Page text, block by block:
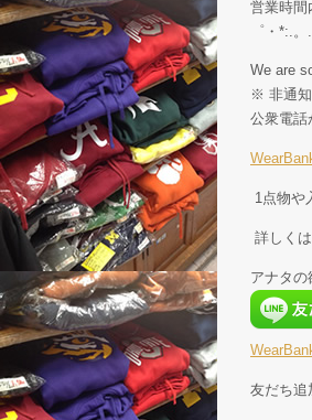
営業時間
゜・*:.
We are
※ 非通知
公衆電話
1点物や
詳しく
アナタの
友だち追